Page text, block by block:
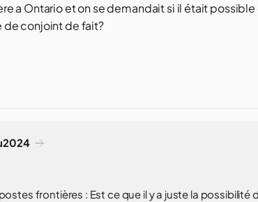
a Ontario et on se demandait si il était possible
de conjoint de fait?
frontières : Est ce que il y a juste la possibilité